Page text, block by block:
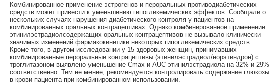
Комбинированное применение эстрогенов и пероральных противодиабетических
средств может привести к уменьшению гипогликемических эффектов. Сообщали о
нескольких случаях нарушения диабетического контроля у пациентов на
комбинированных оральных контрацептивах. Однако комбинированное применение
этинилэстрадиолсодержащих оральных контрацептивов не вызывало клинически
значимых изменений фармакокинетики некоторых гипогликемических средств.
Кроме того, в другом исследовании у 15 здоровых женщин, принимавших
комбинированные пероральные контрацептивы (этинилэстрадиол/норэтиндрон) с
троглитазоном выявлено уменьшение Cmax и AUC этинилэстрадиола на 32% и 29%
соответственно. Тем не менее, рекомендуется контролировать содержание глюкозы
в крови пациента при комбинированном использовании.